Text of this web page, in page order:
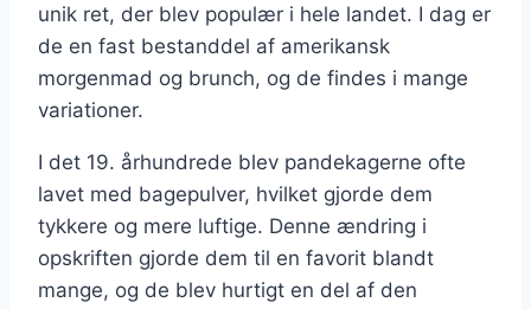
unik ret, der blev populær i hele landet. I dag er
de en fast bestanddel af amerikansk
morgenmad og brunch, og de findes i mange
variationer.
I det 19. århundrede blev pandekagerne ofte
lavet med bagepulver, hvilket gjorde dem
tykkere og mere luftige. Denne ændring i
opskriften gjorde dem til en favorit blandt
mange, og de blev hurtigt en del af den